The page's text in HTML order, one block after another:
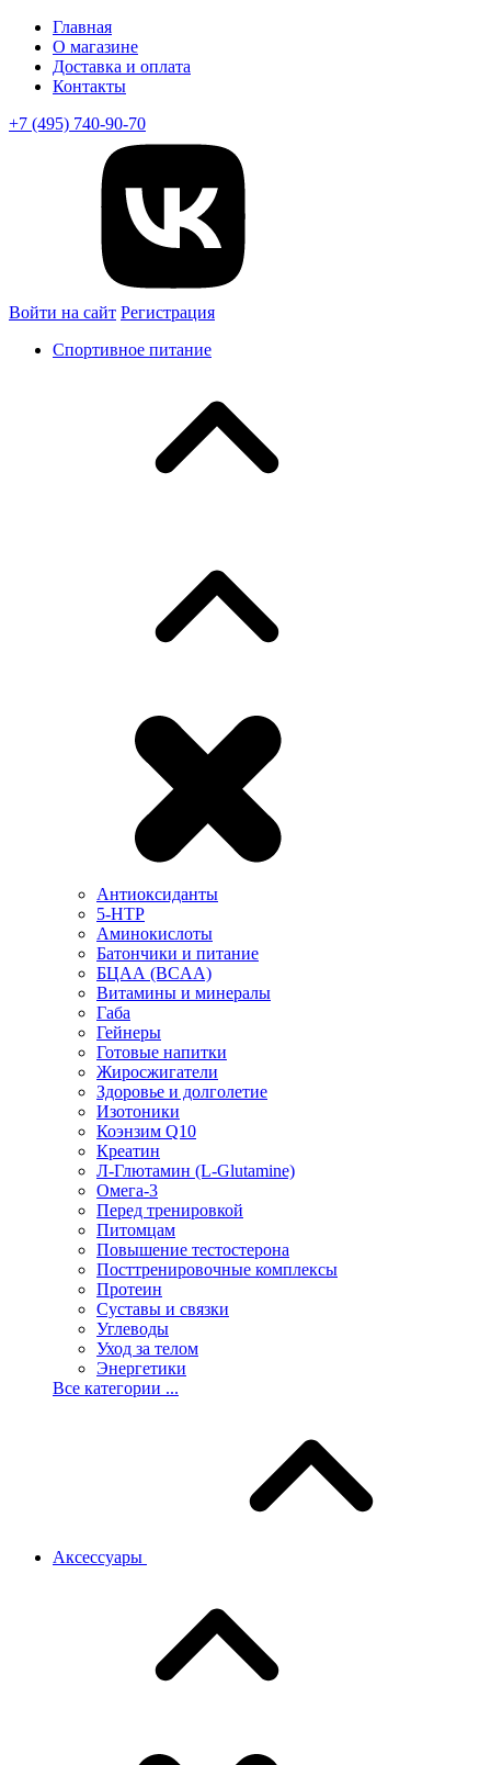
Главная
О магазине
Доставка и оплата
Контакты
+7 (495) 740-90-70
Войти на сайт Регистрация
Спортивное питание
Антиоксиданты
5-HTP
Аминокислоты
Батончики и питание
БЦАА (BCAA)
Витамины и минералы
Габа
Гейнеры
Готовые напитки
Жиросжигатели
Здоровье и долголетие
Изотоники
Коэнзим Q10
Креатин
Л-Глютамин (L-Glutamine)
Омега-3
Перед тренировкой
Питомцам
Повышение тестостерона
Посттренировочные комплексы
Протеин
Суставы и связки
Углеводы
Уход за телом
Энергетики
Все категории ...
Аксессуары